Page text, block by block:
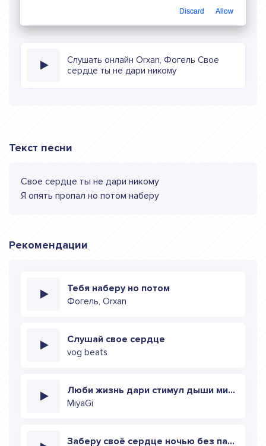
Слушать онлайн Orxan, Фогель Свое
сердце ты не дари никому
Текст песни
Свое сердце ты не дари никому
Я опять пропал но потом наберу
Рекомендации
Тебя наберу но потом
Фогель, Orxan
Слушай свое сердце
vog beats
Люби жизнь дари стимул дыши миром
MiyaGi
Заберу своё сердце ночью без палева
Discard Allow